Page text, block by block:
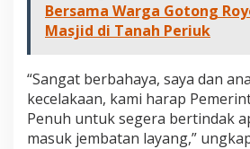
I
n
t
k
s
i
k
Bersama Warga Gotong
Masjid di Tanah Periuk
“Sangat berbahaya, saya dan
kecelakaan, kami harap
Penuh untuk segera bertindak
masuk jembatan layang,”